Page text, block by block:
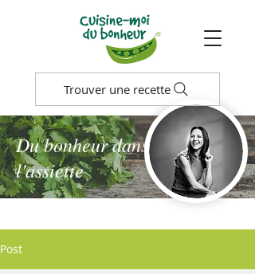
Trouver une recette
Du bonheur dans
l'assiette
Post